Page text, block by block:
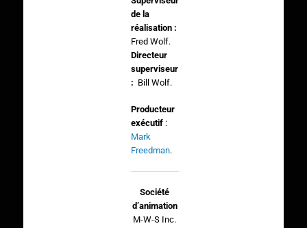
de la
réalisation :
Fred Wolf.
Directeur
superviseur
: Bill Wolf.
Producteur
exécutif:
Mark
Freedman.
Société
d’animation
M-W-S Inc.